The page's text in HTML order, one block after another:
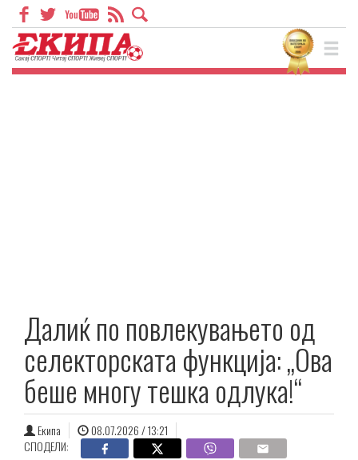
Далиќ по повлекувањето од
селекторската функција: „Ова
беше многу тешка одлука!“
Екипа
08.07.2026 / 13:21
СПОДЕЛИ: